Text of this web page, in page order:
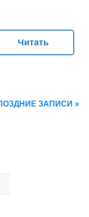
Читать
ЗАПИСИ »